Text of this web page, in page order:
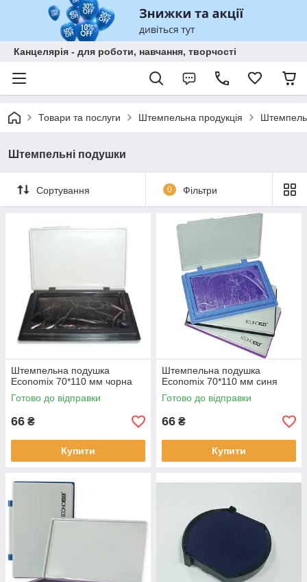
Канцелярія - для роботи, навчання, творчості
Товари та послуги Штемпельна продукція
Штемпельні подушки
Сортування 0 Фільтри
Штемпельна подушка
Economix 70*110 мм чорна
Готово до відправки
66 ₴
Купити
Штемпельна подушка
Economix 70*110 мм синя
Готово до відправки
66 ₴
Купити